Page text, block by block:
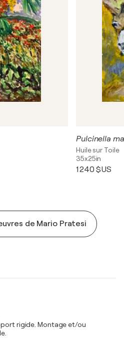
Pulcinella
Huile sur Toile
35x25in
1 240 $US
de Mario Pratesi
rigide. Montage et/ou